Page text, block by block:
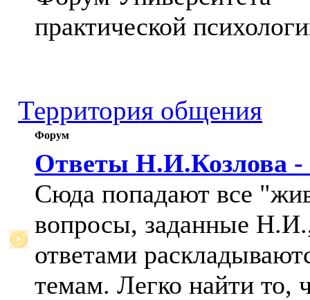
практической
Территория общения
Форум
Ответы Н.И.Козлова -
Сюда попадают все
вопросы, заданные
ответами
темам. Легко найти то,